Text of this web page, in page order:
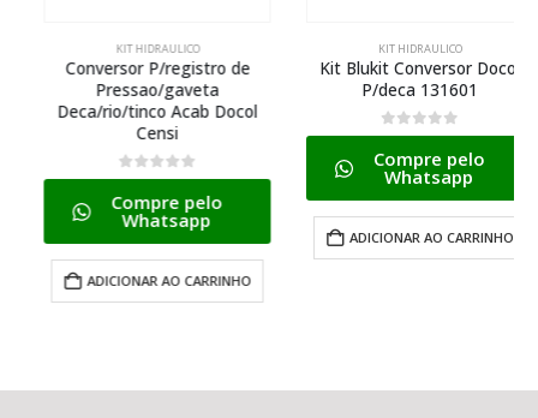
KIT HIDRAULICO
Conversor P/registro de
Pressao/gaveta
Deca/rio/tinco Acab Docol
Censi
0de 5
Compre pelo
Whatsapp
ADICIONAR AO CARRINHO
KIT HIDRAULICO
Kit Blukit Conversor Docol
P/deca 131601
0de 5
Compre pelo
Whatsapp
ADICIONAR AO CARRINHO